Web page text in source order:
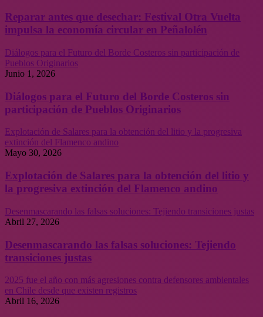
Reparar antes que desechar: Festival Otra Vuelta
impulsa la economía circular en Peñalolén
Diálogos para el Futuro del Borde Costeros sin participación de
Pueblos Originarios
Junio 1, 2026
Diálogos para el Futuro del Borde Costeros sin
participación de Pueblos Originarios
Explotación de Salares para la obtención del litio y la progresiva
extinción del Flamenco andino
Mayo 30, 2026
Explotación de Salares para la obtención del litio y
la progresiva extinción del Flamenco andino
Desenmascarando las falsas soluciones: Tejiendo transiciones justas
Abril 27, 2026
Desenmascarando las falsas soluciones: Tejiendo
transiciones justas
2025 fue el año con más agresiones contra defensores ambientales
en Chile desde que existen registros
Abril 16, 2026